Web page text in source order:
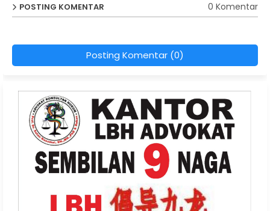
POSTING KOMENTAR 0 Komentar
Posting Komentar (0)